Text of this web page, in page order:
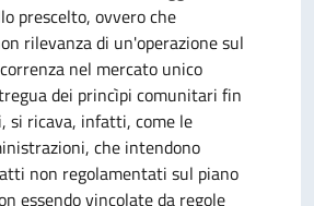
prescelto, ovvero che
rilevanza di un'operazione sul
nel mercato unico
dei princìpi comunitari fin
si ricava, infatti, come le
che intendono
non regolamentati sul piano
essendo vincolate da regole